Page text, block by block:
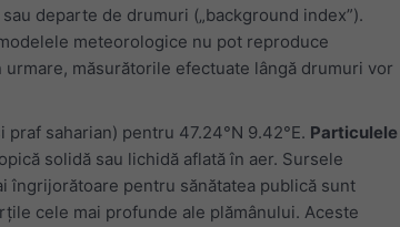
departe de drumuri („background index”).
meteorologice nu pot reproduce
măsurătorile efectuate lângă drumuri vor
saharian) pentru 47.24°N 9.42°E. Particulele
solidă sau lichidă aflată în aer. Sursele
îngrijorătoare pentru sănătatea publică sunt
cele mai profunde ale plămânului. Aceste